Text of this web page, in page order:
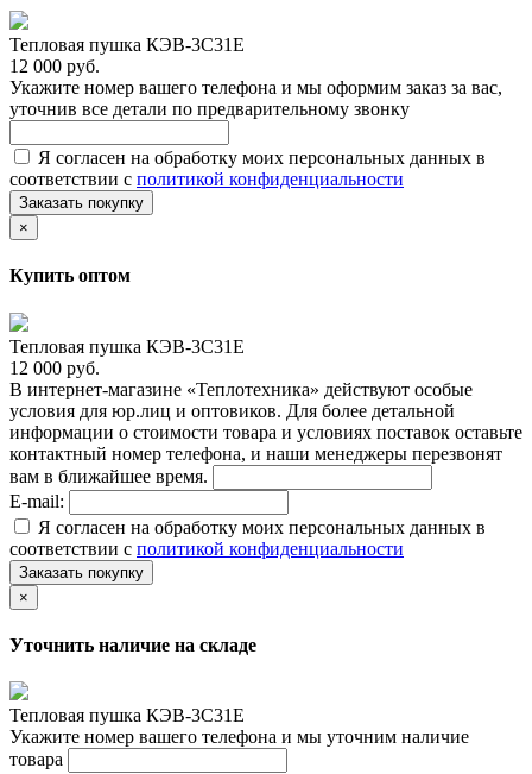
Тепловая пушка КЭВ-3С31Е
12 000 руб.
Укажите номер вашего телефона и мы оформим заказ за вас,
уточнив все детали по предварительному звонку
Я согласен на обработку моих персональных данных в
соответствии с политикой конфиденциальности
Заказать покупку
×
Купить оптом
Тепловая пушка КЭВ-3С31Е
12 000 руб.
В интернет-магазине «Теплотехника» действуют особые
условия для юр.лиц и оптовиков. Для более детальной
информации о стоимости товара и условиях поставок оставьте
контактный номер телефона, и наши менеджеры перезвонят
вам в ближайшее время.
E-mail:
Я согласен на обработку моих персональных данных в
соответствии с политикой конфиденциальности
Заказать покупку
×
Уточнить наличие на складе
Тепловая пушка КЭВ-3С31Е
Укажите номер вашего телефона и мы уточним наличие
товара